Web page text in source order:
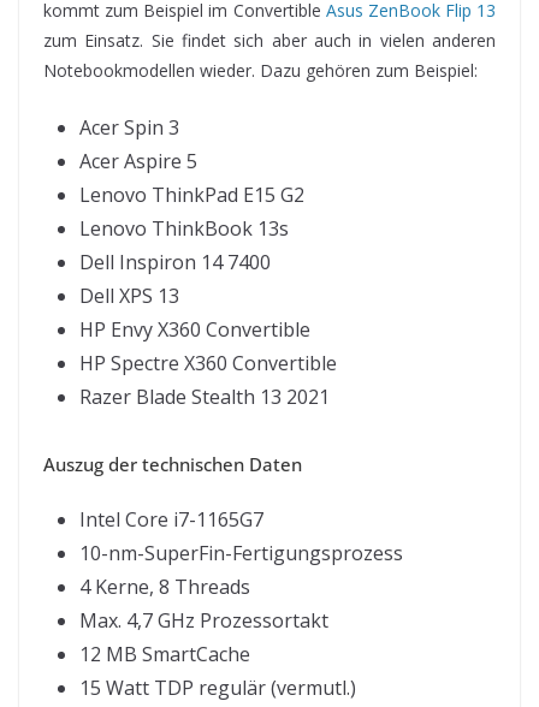
kommt zum Beispiel im Convertible Asus ZenBook Flip 13
zum Einsatz. Sie findet sich aber auch in vielen anderen
Notebookmodellen wieder. Dazu gehören zum Beispiel:
Acer Spin 3
Acer Aspire 5
Lenovo ThinkPad E15 G2
Lenovo ThinkBook 13s
Dell Inspiron 14 7400
Dell XPS 13
HP Envy X360 Convertible
HP Spectre X360 Convertible
Razer Blade Stealth 13 2021
Auszug der technischen Daten
Intel Core i7-1165G7
10-nm-SuperFin-Fertigungsprozess
4 Kerne, 8 Threads
Max. 4,7 GHz Prozessortakt
12 MB SmartCache
15 Watt TDP regulär (vermutl.)